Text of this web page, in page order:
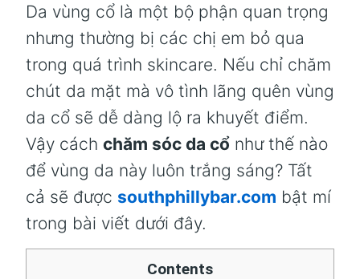
Da vùng cổ là một bộ phận quan trọng
nhưng thường bị các chị em bỏ qua
trong quá trình skincare. Nếu chỉ chăm
chút da mặt mà vô tình lãng quên vùng
da cổ sẽ dễ dàng lộ ra khuyết điểm.
Vậy cách chăm sóc da cổ như thế nào
để vùng da này luôn trắng sáng? Tất
cả sẽ được southphillybar.com bật mí
trong bài viết dưới đây.
Contents